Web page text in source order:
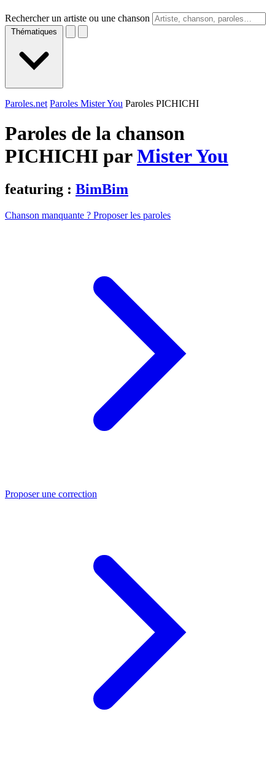
Rechercher un artiste ou une chanson
Thématiques
Paroles.net Paroles Mister You Paroles PICHICHI
Paroles de la chanson
PICHICHI parMister You
featuring : BimBim
Chanson manquante ? Proposer les paroles
Proposer une correction